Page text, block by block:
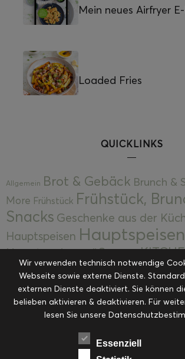
Mein neues Airfryer
Loaded Fries
QUICKLINKS
Allgemein Brot & Gebäck Brunch &
More Frühstück Frühstück,
Snacks Geschenke aus der
Hauptspeisen
Hauptspeisen süßKekse
Kuchen, Torten &
Desserts Kulinarik Kulinarische
Eingemachtes Ohne Kategorie
RezepteSaisonalSlider
Suppen, Salate & Vorspeisen
Wir verwenden technisch notwendige
Webseite sowie externe Dienste.
externen Dienste deaktiviert. Sie können
belieben aktivieren & deaktivieren. Für
lesen Sie unsere
Essenziell